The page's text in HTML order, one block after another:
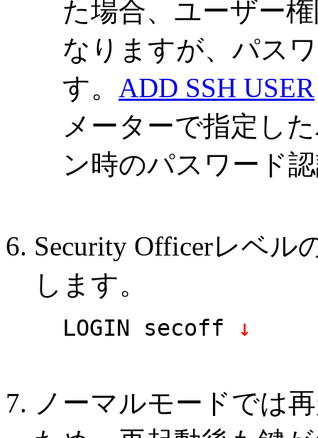
た場合、ユーザー
なりますが、パス
す。 ADD SSH USER
メーターで指定し
ン時のパスワード
Security Officerレベ
します。
LOGIN secoff ↓
ノーマルモードでは